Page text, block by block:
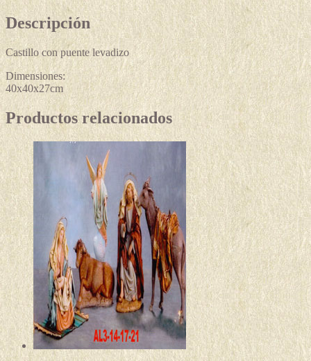
Descripción
Castillo con puente levadizo
Dimensiones:
40x40x27cm
Productos relacionados